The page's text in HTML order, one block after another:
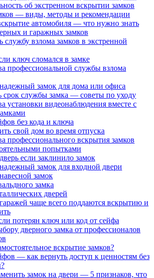
об экстренном вскрытии замков
— виды, методы и рекомендации
автомобиля — что нужно знать
и гаражных замков
службу взлома замков в экстренной
ключ сломался в замке
профессиональной службы взлома
замок для дома или офиса
срок службы замка — советы по уходу
установки видеонаблюдения вместе с
без кода и ключа
свой дом во время отпуска
профессионального вскрытия замков
попытками
если заклинило замок
замок для входной двери
замок
замка
дверей
чаще всего поддаются вскрытию и
потерян ключ или код от сейфа
дверного замка от профессионалов
вскрытие замков?
— как вернуть доступ к ценностям без
замок на двери — 5 признаков, что